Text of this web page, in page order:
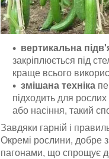
вертикальна
закріплюється під
краще всього
змішана техніка
підходить для
або насіння, такий
Завдяки гарній і
Окремі рослини, добре
пагонами, що спрощує